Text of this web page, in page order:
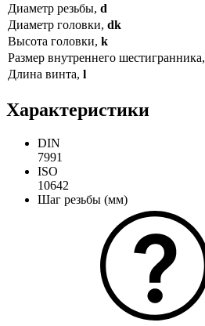
Диаметр резьбы, d
Диаметр головки, dk
Высота головки, k
Размер внутреннего шестигранника,
Длина винта, l
Характеристики
DIN
7991
ISO
10642
Шаг резьбы (мм)